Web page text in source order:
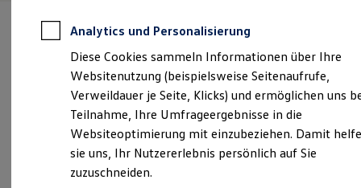
Kfz-Versicherung
Restschuldversicherungen
Garantien
Wartungsverträge
Geschäftskunden
Professional Class bei Volkswagen
Großkunden
Behörden
Direktkunden
Sonderfahrzeuge
Anpfiff zum Gewinn
Verantwortlich für die Inhalte auf dieser Seite ist die Autohaus
Reininger GmbH (Impressum & Rechtliches)
Analytics und Personalisierung
Diese Cookies sammeln Informationen über Ihre
Websitenutzung (beispielsweise Seitenaufrufe,
Verweildauer je Seite, Klicks) und ermöglichen uns
Teilnahme, Ihre Umfrageergebnisse in die
Websiteoptimierung mit einzubeziehen. Damit
sie uns, Ihr Nutzererlebnis persönlich auf Sie
zuzuschneiden.